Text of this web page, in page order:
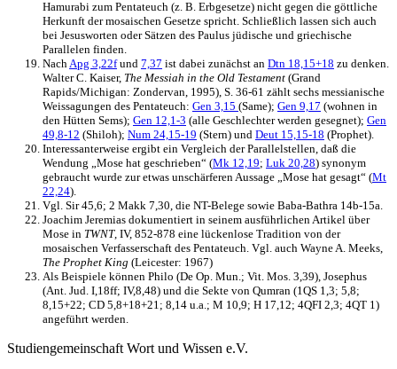
Hamurabi zum Pentateuch (z. B. Erbgesetze) nicht gegen die göttliche
Herkunft der mosaischen Gesetze spricht. Schließlich lassen sich auch
bei Jesusworten oder Sätzen des Paulus jüdische und griechische
Parallelen finden.
Nach Apg 3,22fund 7,37 ist dabei zunächst an Dtn 18,15+18 zu denken.
Walter C. Kaiser, The Messiah in the Old Testament (Grand
Rapids/Michigan: Zondervan, 1995), S. 36-61 zählt sechs messianische
Weissagungen des Pentateuch: Gen 3,15 (Same); Gen 9,17 (wohnen in
den Hütten Sems); Gen 12,1-3 (alle Geschlechter werden gesegnet); Gen
49,8-12 (Shiloh); Num 24,15-19 (Stern) und Deut 15,15-18 (Prophet).
Interessanterweise ergibt ein Vergleich der Parallelstellen, daß die
Wendung „Mose hat geschrieben“ (Mk 12,19; Luk 20,28) synonym
gebraucht wurde zur etwas unschärferen Aussage „Mose hat gesagt“ (Mt
22,24).
Vgl. Sir 45,6; 2 Makk 7,30, die NT-Belege sowie Baba-Bathra 14b-15a.
Joachim Jeremias dokumentiert in seinem ausführlichen Artikel über
Mose in TWNT, IV, 852-878 eine lückenlose Tradition von der
mosaischen Verfasserschaft des Pentateuch. Vgl. auch Wayne A. Meeks,
The Prophet King (Leicester: 1967)
Als Beispiele können Philo (De Op. Mun.; Vit. Mos. 3,39), Josephus
(Ant. Jud. I,18ff; IV,8,48) und die Sekte von Qumran (1QS 1,3; 5,8;
8,15+22; CD 5,8+18+21; 8,14 u.a.; M 10,9; H 17,12; 4QFI 2,3; 4QT 1)
angeführt werden.
Studiengemeinschaft Wort und Wissen e.V.